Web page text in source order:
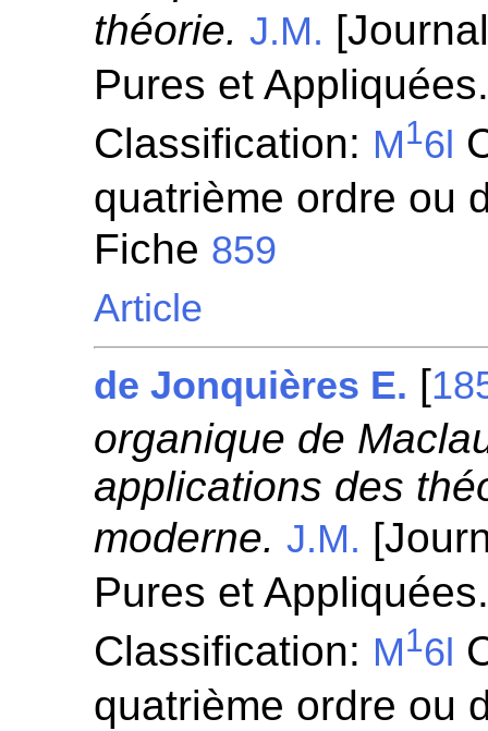
théorie. J.M.
Pures et
Classification: M16l
quatrième ordre ou
Fiche 859
Article
de Jonquières E. [
organique de
applications des
moderne. J.M.
Pures et
Classification: M16l
quatrième ordre ou